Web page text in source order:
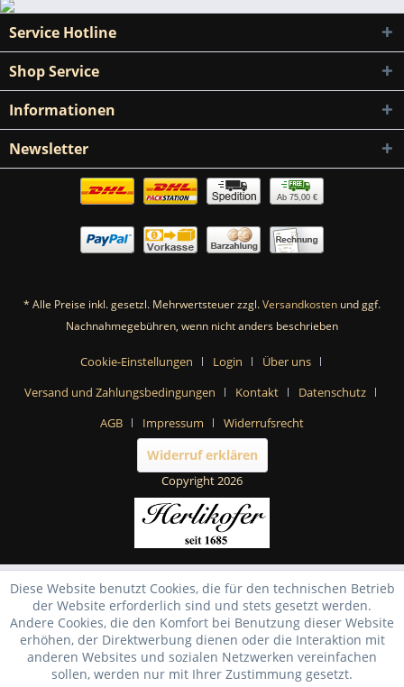
Service Hotline
Shop Service
Informationen
Newsletter
Ab 75,00 €
* Alle Preise inkl. gesetzl. Mehrwertsteuer zzgl.Versandkosten und ggf.
Nachnahmegebühren, wenn nicht anders beschrieben
Cookie-Einstellungen Login
Über uns
Versand und Zahlungsbedingungen
Kontakt
Datenschutz
AGB
Impressum Widerrufsrecht
Widerruf erklären
Copyright 2026
Diese Website benutzt Cookies, die für den technischen Betrieb
der Website erforderlich sind und stets gesetzt werden.
Andere Cookies, die den Komfort bei Benutzung dieser Website
erhöhen, der Direktwerbung dienen oder die Interaktion mit
anderen Websites und sozialen Netzwerken vereinfachen
sollen, werden nur mit Ihrer Zustimmung gesetzt.